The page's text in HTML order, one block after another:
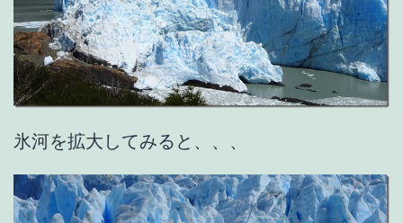
氷河を拡大してみると、、、